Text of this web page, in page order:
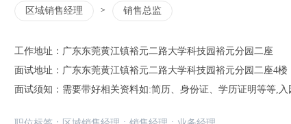
区域销售经理 > 销售总监
工作地址： 广东东莞黄江镇裕元二路大学科技园裕元分园二座
面试地址： 广东东莞黄江镇裕元二路大学科技园裕元分园二座4楼
面试须知： 需要带好相关资料如:简历、身份证、学历证明等等,入